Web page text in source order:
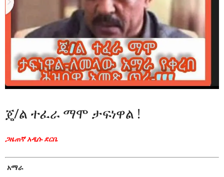
ጄ/ል ተፈራ ማሞ ታፍነዋል !
ጋዜጠኛ አዲሱ ደርቤ
አማራ